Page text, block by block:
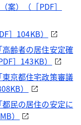
）（［PDF］
］104KB）
齢者の居住安定確
］143KB）
京都住宅政策審議
）
民の居住の安定に
）